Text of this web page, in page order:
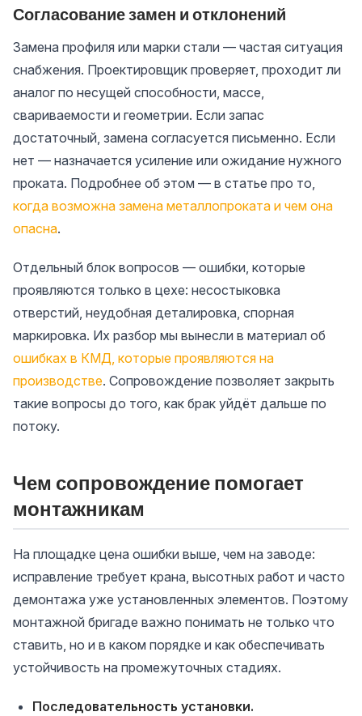
Согласование замен и отклонений
Замена профиля или марки стали — частая ситуация
снабжения. Проектировщик проверяет, проходит ли
аналог по несущей способности, массе,
свариваемости и геометрии. Если запас
достаточный, замена согласуется письменно. Если
нет — назначается усиление или ожидание нужного
проката. Подробнее об этом — в статье про то,
когда возможна замена металлопроката и чем она
опасна.
Отдельный блок вопросов — ошибки, которые
проявляются только в цехе: несостыковка
отверстий, неудобная деталировка, спорная
маркировка. Их разбор мы вынесли в материал об
ошибках в КМД, которые проявляются на
производстве. Сопровождение позволяет закрыть
такие вопросы до того, как брак уйдёт дальше по
потоку.
Чем сопровождение помогает
монтажникам
На площадке цена ошибки выше, чем на заводе:
исправление требует крана, высотных работ и часто
демонтажа уже установленных элементов. Поэтому
монтажной бригаде важно понимать не только что
ставить, но и в каком порядке и как обеспечивать
устойчивость на промежуточных стадиях.
Последовательность установки.